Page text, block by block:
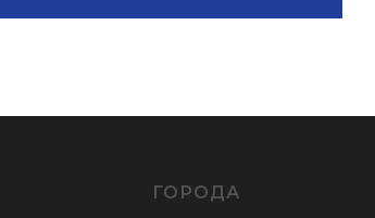
ГОРОДА